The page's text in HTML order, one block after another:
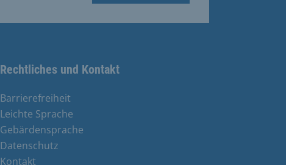
Rechtliches und Kontakt
Barrierefreiheit
Leichte Sprache
Gebärdensprache
Datenschutz
Kontakt